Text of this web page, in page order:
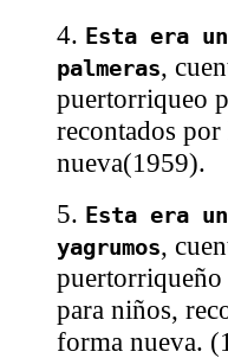
4. Esta era
palmeras,
puertorriqueo
recontados
nueva(1959).
5. Esta era
yagrumos,
para niños,
forma nueva.